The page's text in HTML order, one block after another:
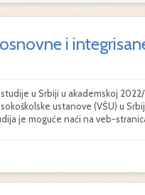
i
u Srbiji u akademskoj
ustanove (VŠU) u
je moguće naći na veb-